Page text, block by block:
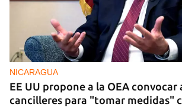
NICARAGUA
EE UU propone a la OEA convocar
cancilleres para "tomar medidas"